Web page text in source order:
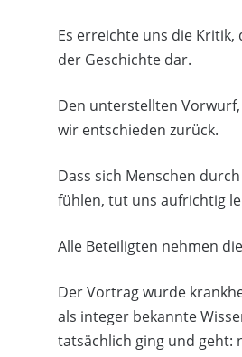
Es erreichte uns die
der Geschichte dar.
Den unterstellten
wir entschieden zurück.
Dass sich Menschen
fühlen, tut uns aufrichtig
Alle Beteiligten nehmen
Der Vortrag wurde
als integer bekannte
tatsächlich ging und geht: